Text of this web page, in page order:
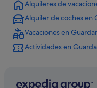
Hoteles con bar en
Quesada hoteles
Hoteles cerca de Castillo
Alquileres de
Alquiler de coches en
Vacaciones en
Actividades en